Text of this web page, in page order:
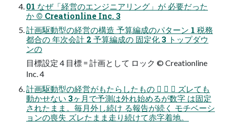
01 なぜ「経営のエンジニアリング」が 必要だった
か © Creationline Inc. 3
計画駆動型の経営の構造 予算編成のパターン 1 税務
都合の 年次会計 2 予算編成の 固定化 3 トップダウ
ンの
⽬標設定 4 ⽬標 = 計画として ロック © Creationline
Inc. 4
計画駆動型の経営がもたらしたもの    ズレても
動かせない 3ヶ⽉で予測は外れ始めるが数字 は固定
されたまま。毎⽉外し続け る報告が続く モチベーシ
ョンの喪失 ズレたまま⾛り続けて⾚字着地。